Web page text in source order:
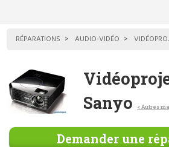
RÉPARATIONS AUDIO-VIDÉO
Sanyo
< Autres
Demander une